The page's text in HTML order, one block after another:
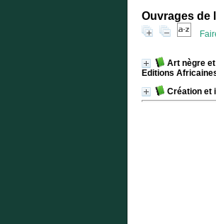
Ouvrages de
Art nègre
Editions
Création et